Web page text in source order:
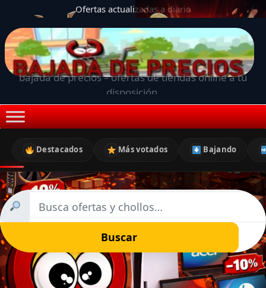
Ofertas actualizadas a diario
bajada de precios – ofertas de tiendas online a tu
disposición.
Destacados Más votados Bajando
Buscar